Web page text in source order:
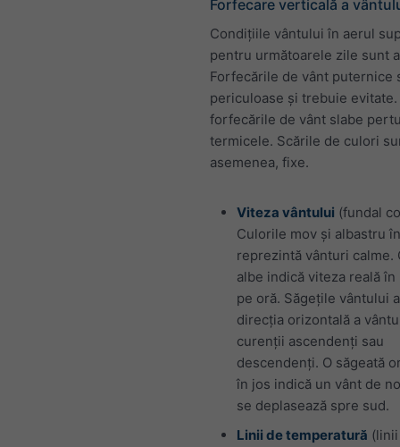
Forfecare verticală a
Condițiile vântului în aerul
pentru următoarele zile sunt
Forfecările de vânt puternice
periculoase și trebuie
forfecările de vânt slabe
termicele. Scările de culori
asemenea, fixe.
Viteza vântului (fundal
Culorile mov și albastru
reprezintă vânturi calme.
albe indică viteza reală
pe oră. Săgețile vântului
direcția orizontală a
curenții ascendenți sau
descendenți. O săgeată
în jos indică un vânt de
se deplasează spre sud.
Linii de temperatură